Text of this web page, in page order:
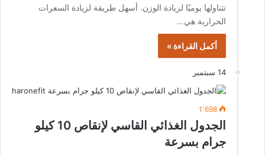
تتناولها يوميًا لزيادة الوزن. أسهل طريقة لزيادة السعرات
الحرارية هي…
أكمل القراءة »
14 سبتمبر
1٬698
الجدول الغذائي القاسي لإنقاص 10 كيلو
جرام بسرعة